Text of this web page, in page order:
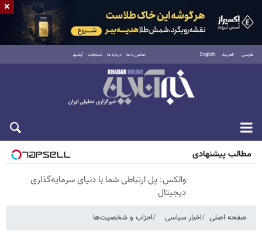
فارسی العربية English تماس با ما درباره ما تبلیغات آرشیو
شنبه ۱۷ مرداد ۱۴۰۵
مطالب پیشنهادی
والکس: پل ارتباطی شما با دنیای سرمایه‌گذاری
دیجیتال
صفحه اصلی اخبار سیاسی احزاب و شخصیت‌ها
×